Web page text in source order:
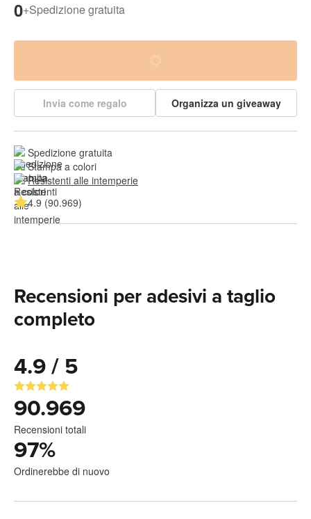
0+Spedizione gratuita
Invia come regalo Organizza un giveaway
Spedizione gratuita
Stampa a colori
Resistenti alle intemperie
4.9 (90.969)
Recensioni per adesivi a taglio
completo
4.9 / 5
90.969
Recensioni totali
97%
Ordinerebbe di nuovo